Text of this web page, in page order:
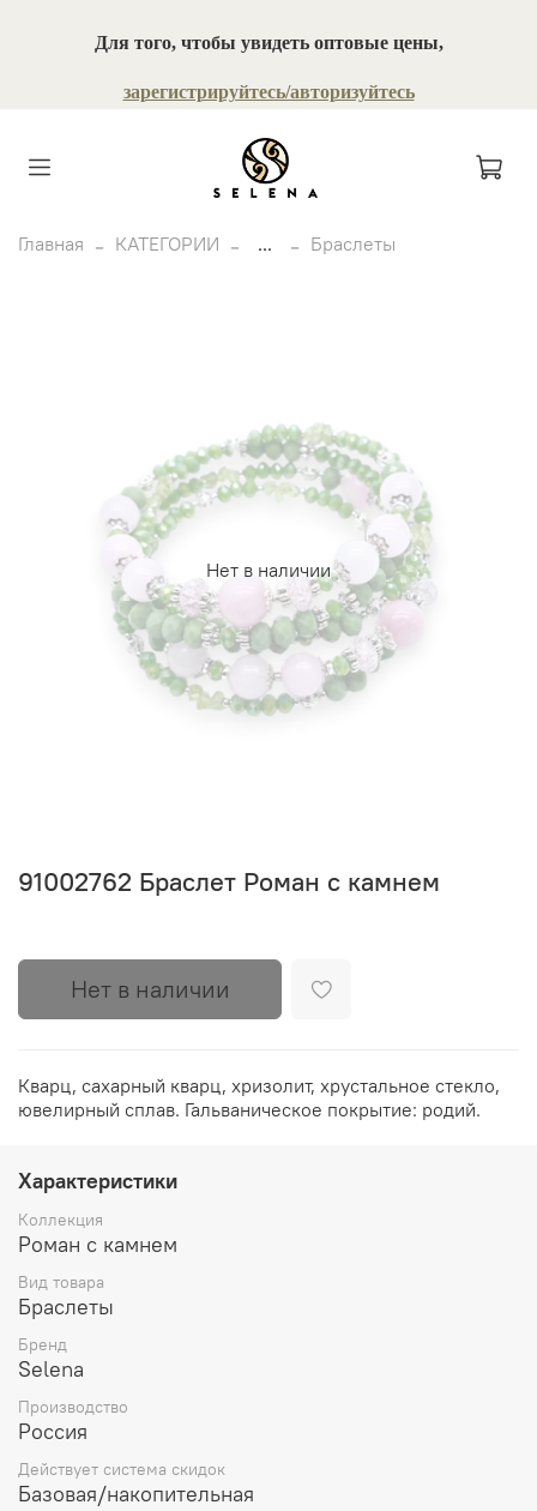
Для того, чтобы увидеть оптовые цены,
зарегистрируйтесь/авторизуйтесь
Главная КАТЕГОРИИ ... Браслеты
Нет в наличии
91002762 Браслет Роман с камнем
Нет в наличии
Кварц, сахарный кварц, хризолит, хрустальное стекло,
ювелирный сплав. Гальваническое покрытие: родий.
Характеристики
Коллекция
Роман с камнем
Вид товара
Браслеты
Бренд
Selena
Производство
Россия
Действует система скидок
Базовая/накопительная